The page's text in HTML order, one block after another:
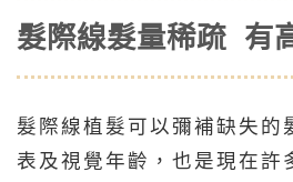
髮際線髮量稀疏 有
髮際線植髮可以彌補缺失的
表及視覺年齡，也是現在許